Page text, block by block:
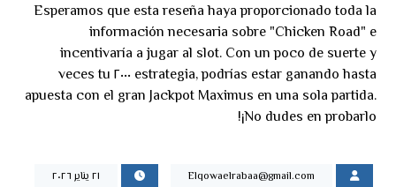
Esperamos que esta reseña haya proporcionado toda la
información necesaria sobre "Chicken Road" e
incentivaría a jugar al slot. Con un poco de suerte y
estrategia, podrías estar ganando hasta ٢٠٠٠ veces tu
apuesta con el gran Jackpot Maximus en una sola partida.
¡No dudes en probarlo!
Elqowaelrabaa@gmail.com ٢١ يناير ٢٠٢٦